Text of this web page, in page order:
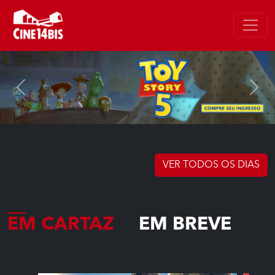
Previous Next
VER TODOS OS DIAS
EM CARTAZ EM BREVE